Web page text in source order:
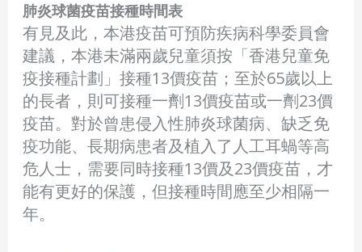
肺炎球菌疫苗接種時間表
有見及此，本港疫苗可預防疾病科學委員會
建議，本港未滿兩歲兒童須按「香港兒童免
疫接種計劃」接種13價疫苗；至於65歲以上
的長者，則可接種一劑13價疫苗或一劑23價
疫苗。對於曾患侵入性肺炎球菌病、缺乏免
疫功能、長期病患者及植入了人工耳蝸等高
危人士，需要同時接種13價及23價疫苗，才
能有更好的保護，但接種時間應至少相隔一
年。